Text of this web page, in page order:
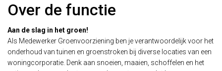
Over de functie
Aan de slag in het groen!
Als Medewerker Groenvoorziening ben je verantwoordelijk voor het
onderhoud van tuinen en groenstroken bij diverse locaties van een
woningcorporatie. Denk aan snoeien, maaien, schoffelen en het